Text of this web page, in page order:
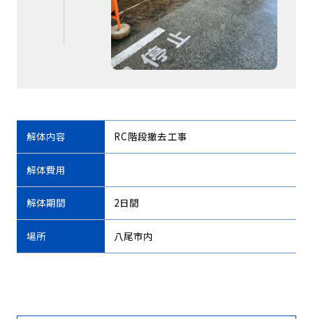
解体内容 RC階段撤去工事
解体費用
解体期間 2日間
場所 八尾市内